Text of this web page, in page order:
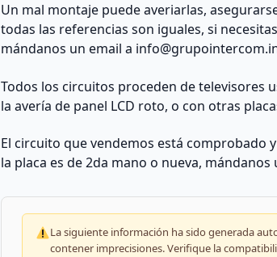
Un mal montaje puede averiarlas,
todas las referencias son iguales, si
mándanos un email a
Todos los circuitos proceden de televisores
la avería de panel LCD roto, o con otras
El circuito que vendemos está comprobado
la placa es de 2da mano o nueva,
La siguiente información ha sido generada
contener imprecisiones. Verifique la